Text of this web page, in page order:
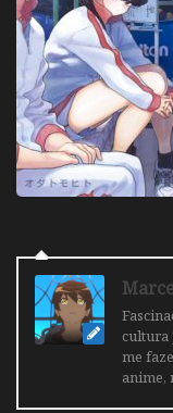
cultura
me
anime,